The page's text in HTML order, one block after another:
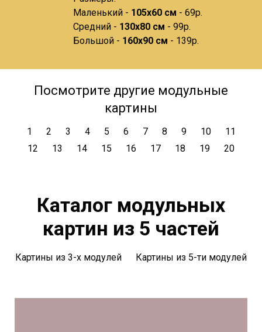
Маленький - 105х60 см - 69р.
Средний - 130х80 см - 99р.
Большой - 160х90 см - 139р.
Посмотрите другие модульные
картины
1 2 3 4 5 6 7 8 9 10
11
12
13 14 15 16 17 18 19 20
Каталог модульных
картин из 5 частей
Картины из 3-х модулей Картины из 5-ти модулей